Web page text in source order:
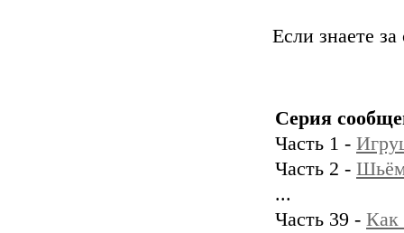
Если знаете
Серия
Часть 1 -
Часть 2 - Шьём
...
Часть 39 - Как